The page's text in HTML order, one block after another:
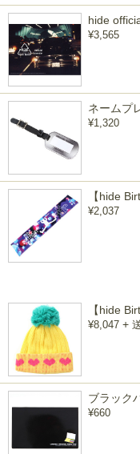
hide
¥3,565
ネームプ
¥1,320
【hide
¥2,037
【hide
¥8,047 +
ブラック
¥660